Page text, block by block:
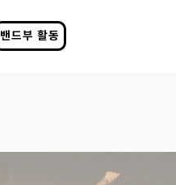
밴드부 활동